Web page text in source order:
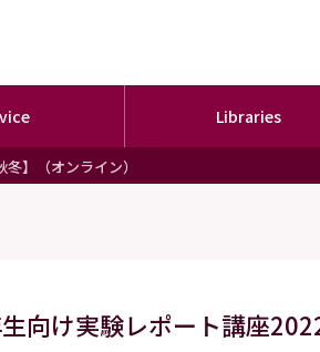
Libraries
】（オンライン）
向け実験レポート講座